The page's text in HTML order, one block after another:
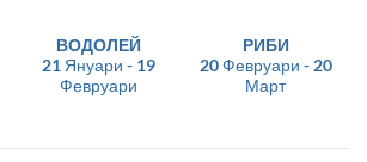
ВОДОЛЕЙ
21 Януари - 19
Февруари
РИБИ
20 Февруари - 20
Март